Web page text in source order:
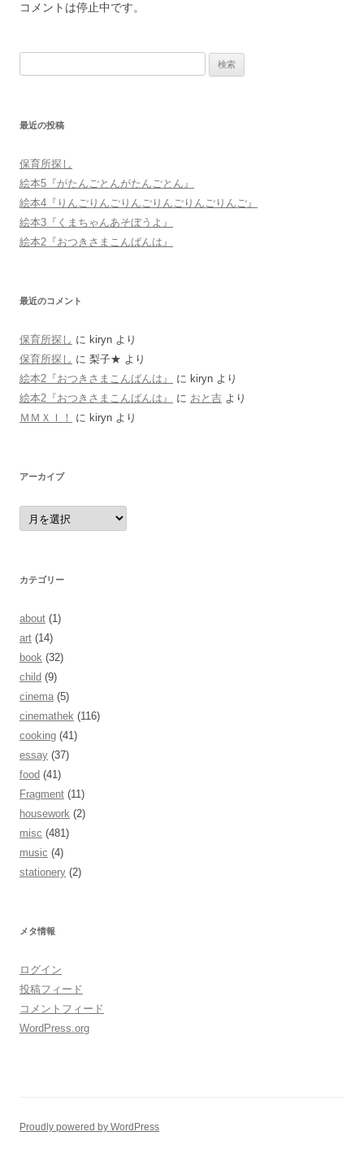
コメントは停止中です。
最近の投稿
保育所探し
絵本5『がたんごとんがたんごとん』
絵本4『りんごりんごりんごりんごりんごりんご』
絵本3『くまちゃんあそぼうよ』
絵本2『おつきさまこんばんは』
最近のコメント
保育所探し に kiryn より
保育所探し に 梨子★ より
絵本2『おつきさまこんばんは』
に kiryn より
絵本2『おつきさまこんばんは』
に おと吉 より
ＭＭＸＩ！
に kiryn より
アーカイブ
ア
ー
カ
カテゴリー
about (1)
art (14)
book (32)
child (9)
cinema (5)
cinemathek (116)
cooking (41)
essay (37)
food (41)
Fragment (11)
housework (2)
misc (481)
music (4)
stationery (2)
メタ情報
ログイン
投稿フィード
コメントフィード
WordPress.org
Proudly powered by WordPress